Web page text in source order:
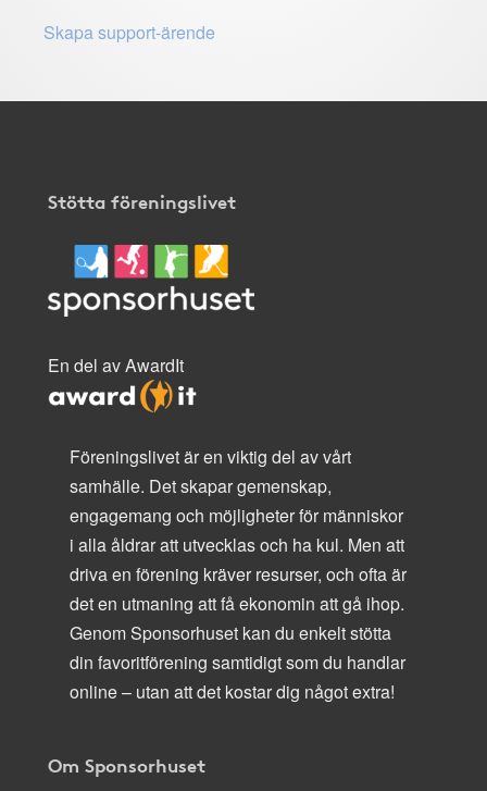
Skapa support-ärende
Stötta föreningslivet
En del av AwardIt
Föreningslivet är en viktig del av vårt
samhälle. Det skapar gemenskap,
engagemang och möjligheter för människor
i alla åldrar att utvecklas och ha kul. Men att
driva en förening kräver resurser, och ofta är
det en utmaning att få ekonomin att gå ihop.
Genom Sponsorhuset kan du enkelt stötta
din favoritförening samtidigt som du handlar
online – utan att det kostar dig något extra!
Om Sponsorhuset